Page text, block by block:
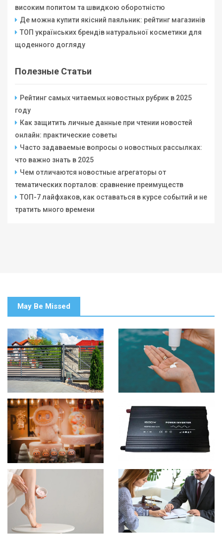
високим попитом та швидкою оборотністю
Де можна купити якісний паяльник: рейтинг магазинів
ТОП українських брендів натуральної косметики для
щоденного догляду
Полезные Статьи
Рейтинг самых читаемых новостных рубрик в 2025
году
Как защитить личные данные при чтении новостей
онлайн: практические советы
Часто задаваемые вопросы о новостных рассылках:
что важно знать в 2025
Чем отличаются новостные агрегаторы от
тематических порталов: сравнение преимуществ
ТОП-7 лайфхаков, как оставаться в курсе событий и не
тратить много времени
May Be Missed